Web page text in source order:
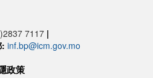
7117 |
: inf.bp@icm.gov.mo
政策